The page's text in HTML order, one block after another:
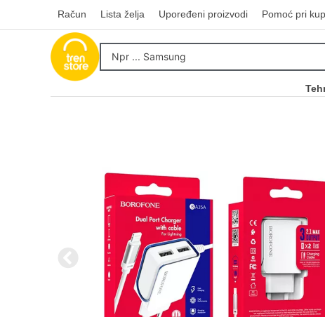
Račun Lista želja Upoređeni proizvodi Pomoć pri